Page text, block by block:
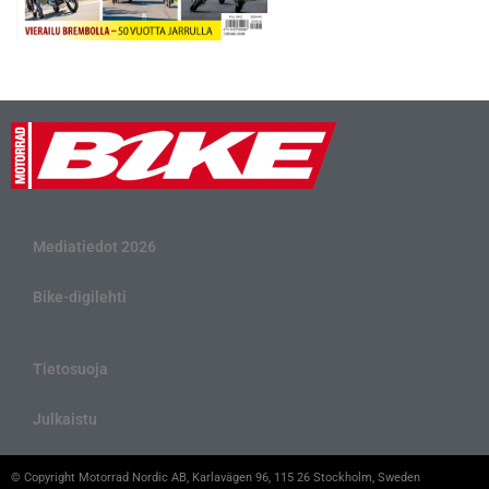
Mediatiedot 2026
Bike-digilehti
Tietosuoja
Julkaistu
© Copyright Motorrad Nordic AB, Karlavägen 96, 115 26 Stockholm, Sweden